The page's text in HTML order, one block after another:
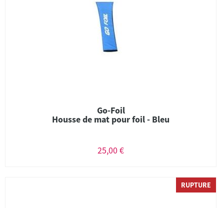
Go-Foil
Housse de mat pour foil - Bleu
25,00 €
RUPTURE